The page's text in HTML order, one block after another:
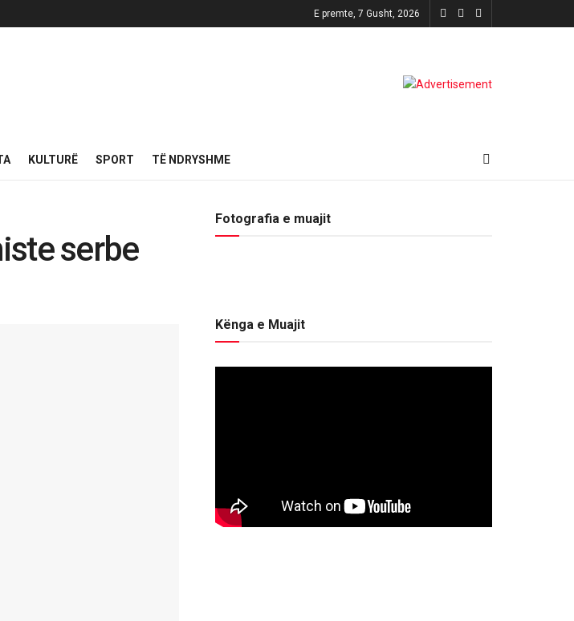
E premte, 7 Gusht, 2026
KULTURË SPORT TË NDRYSHME
serbe
Fotografia e muajit
Kënga e Muajit